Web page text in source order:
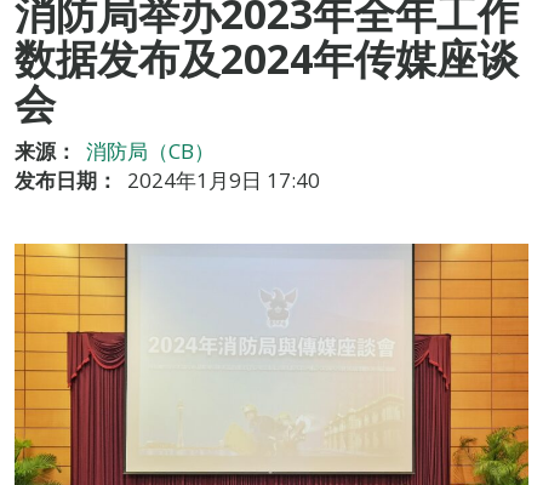
消防局举办2023年全年工作
数据发布及2024年传媒座谈
会
来源：
消防局（CB）
发布日期：
2024年1月9日 17:40